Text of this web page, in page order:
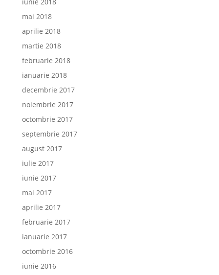
mai 2018
aprilie 2018
martie 2018
februarie 2018
ianuarie 2018
decembrie 2017
noiembrie 2017
octombrie 2017
septembrie 2017
august 2017
iulie 2017
iunie 2017
mai 2017
aprilie 2017
februarie 2017
ianuarie 2017
octombrie 2016
iunie 2016